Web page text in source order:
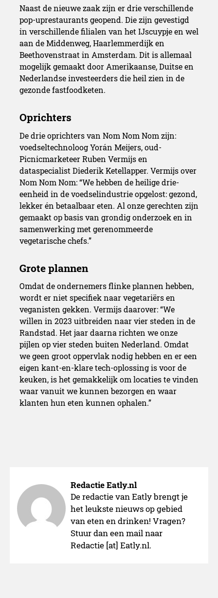
Naast de nieuwe zaak zijn er drie verschillende
pop-uprestaurants geopend. Die zijn gevestigd
in verschillende filialen van het IJscuypje en wel
aan de Middenweg, Haarlemmerdijk en
Beethovenstraat in Amsterdam. Dit is allemaal
mogelijk gemaakt door Amerikaanse, Duitse en
Nederlandse investeerders die heil zien in de
gezonde fastfoodketen.
De drie oprichters van Nom Nom Nom zijn:
voedseltechnoloog Yorán Meijers, oud-
Picnicmarketeer Ruben Vermijs en
dataspecialist Diederik Ketellapper. Vermijs over
Nom Nom Nom: “We hebben de heilige drie-
eenheid in de voedselindustrie opgelost: gezond,
lekker én betaalbaar eten. Al onze gerechten zijn
gemaakt op basis van grondig onderzoek en in
samenwerking met gerenommeerde
vegetarische chefs.”
Omdat de ondernemers flinke plannen hebben,
wordt er niet specifiek naar vegetariërs en
veganisten gekken. Vermijs daarover: “We
willen in 2023 uitbreiden naar vier steden in de
Randstad. Het jaar daarna richten we onze
pijlen op vier steden buiten Nederland. Omdat
we geen groot oppervlak nodig hebben en er een
eigen kant-en-klare tech-oplossing is voor de
keuken, is het gemakkelijk om locaties te vinden
waar vanuit we kunnen bezorgen en waar
klanten hun eten kunnen ophalen.”
Redactie Eatly.nl
De redactie van Eatly brengt je
het leukste nieuws op gebied
van eten en drinken! Vragen?
Stuur dan een mail naar
Redactie [at] Eatly.nl.